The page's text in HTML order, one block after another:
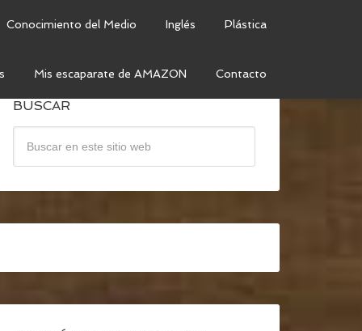
Conocimiento del Medio Inglés Plástica
Mis escaparate de AMAZON Contacto
BUSCAR